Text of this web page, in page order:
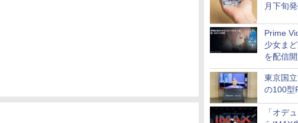
月下旬
Prime
少女ま
を配信
東京国
の100型
「オデ